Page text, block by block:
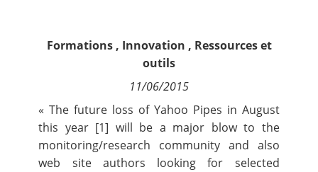
Nous suivre
Formations, Innovation , Ressources et
outils
11/06/2015
« Thefuture loss of Yahoo Pipes in August
this year[1] will be a major blow to the
monitoring/research community and also
web site authors looking for selected